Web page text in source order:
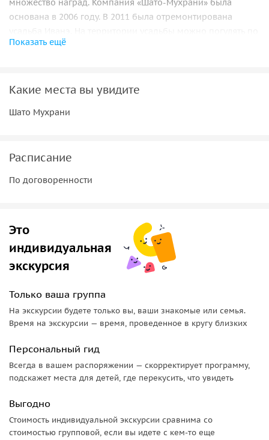
множество наград. Компания «Шато-Мухрани» была
основана в 2006 году. В 2011 была отремонтирована
парку, в рамках экскурсии посетить виноградники,
• Сухое Белое vinomuhrani
• Горули Мцване, Ркацители, Совиньон Блан, Шардоне
• Сухое Розовое
• Сухое Красное
• Хванчкара
Важная информация:
Пожалуйста, надевайте комфортную одежду по погоде и
удобную обувь.
Показать ещё
Какие места вы увидите
Шато Мухрани
Расписание
По договоренности
Это
индивидуальная
экскурсия
Только ваша группа
На экскурсии будете только вы, ваши знакомые или семья.
Время на экскурсии — время, проведенное в кругу близких
Персональный гид
Всегда в вашем распоряжении — скорректирует программу,
подскажет места для детей, где перекусить, что увидеть
Выгодно
Стоимость индивидуальной экскурсии сравнима со
стоимостью групповой, если вы идете с кем-то еще